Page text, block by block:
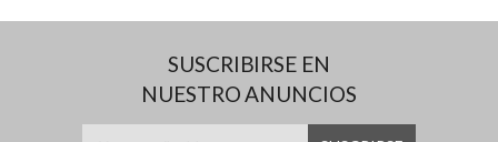
SUSCRIBIRSE EN
NUESTRO ANUNCIOS